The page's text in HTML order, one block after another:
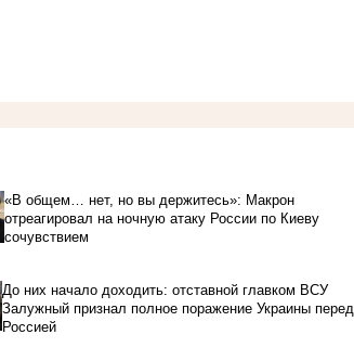
«В общем… нет, но вы держитесь»: Макрон
отреагировал на ночную атаку России по Киеву
сочувствием
До них начало доходить: отставной главком ВСУ
Залужный признал полное поражение Украины перед
Россией